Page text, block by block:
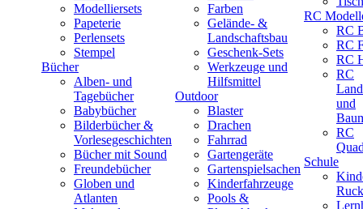
Modelliersets
Papeterie
Perlensets
Stempel
Bücher
Alben- und
Tagebücher
Babybücher
Bilderbücher &
Vorlesegeschichten
Bücher mit Sound
Freundebücher
Globen und
Atlanten
Farben
Gelände- &
Landschaftsbau
Geschenk-Sets
Werkzeuge und
Hilfsmittel
Outdoor
Blaster
Drachen
Fahrrad
Gartengeräte
Gartenspielsachen
Kinderfahrzeuge
Pools &
RC
RC
RC
RC
RC
und
RC
Schule